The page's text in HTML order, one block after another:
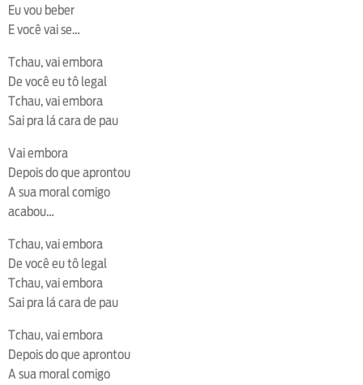
Eu vou beber
E você vai se…
Tchau, vai embora
De você eu tô legal
Tchau, vai embora
Sai pra lá cara de pau
Vai embora
Depois do que aprontou
A sua moral comigo
acabou…
Tchau, vai embora
De você eu tô legal
Tchau, vai embora
Sai pra lá cara de pau
Tchau, vai embora
Depois do que aprontou
A sua moral comigo